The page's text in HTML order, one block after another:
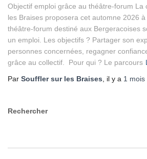
Objectif emploi grâce au théâtre-forum La
les Braises proposera cet automne 2026
théâtre-forum destiné aux Bergeracoises
un emploi. Les objectifs ? Partager son
personnes concernées, regagner
grâce au collectif. Pour qui ? Le parcours
Par Souffler sur les Braises, il y a 1 mois
Rechercher